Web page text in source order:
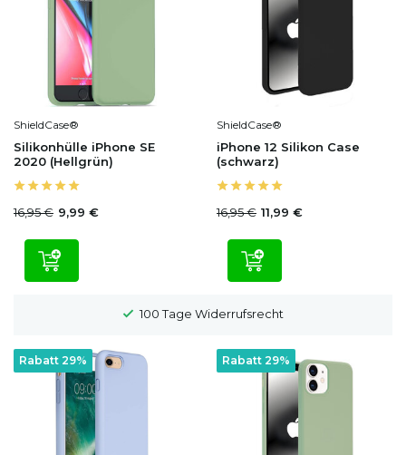
ShieldCase®
Silikonhülle iPhone SE
2020 (Hellgrün)
16,95 € 9,99 €
ShieldCase®
iPhone 12 Silikon Case
(schwarz)
16,95 € 11,99 €
100 Tage Widerrufsrecht
Rabatt 29% Rabatt 29%